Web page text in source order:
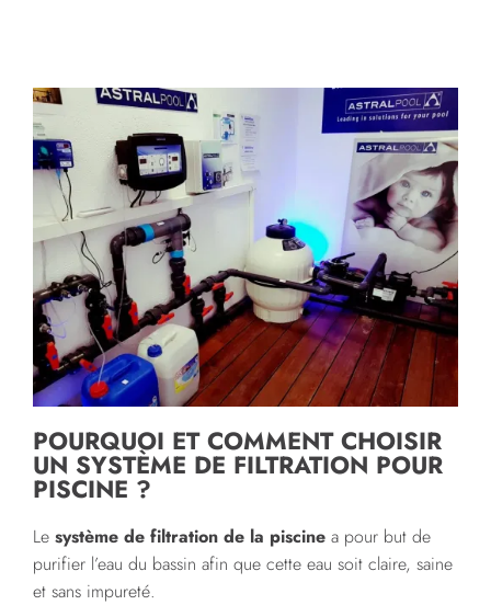
POURQUOI ET COMMENT CHOISIR
UN SYSTÈME DE FILTRATION POUR
PISCINE ?
Le système de filtration de la piscine a pour but de
purifier l’eau du bassin afin que cette eau soit claire, saine
et sans impureté.